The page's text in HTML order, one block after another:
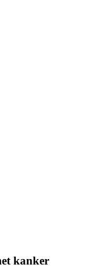
kanker